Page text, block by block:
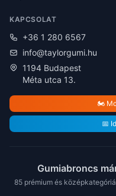
KAPCSOLAT
+36 1 280 6567
info@taylorgumi.hu
1194 Budapest
Méta utca 13.
🏍️
📅
Gumiabroncs
85 prémium és